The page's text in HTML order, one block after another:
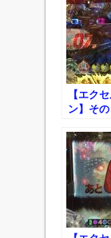
【エク
ン】そ